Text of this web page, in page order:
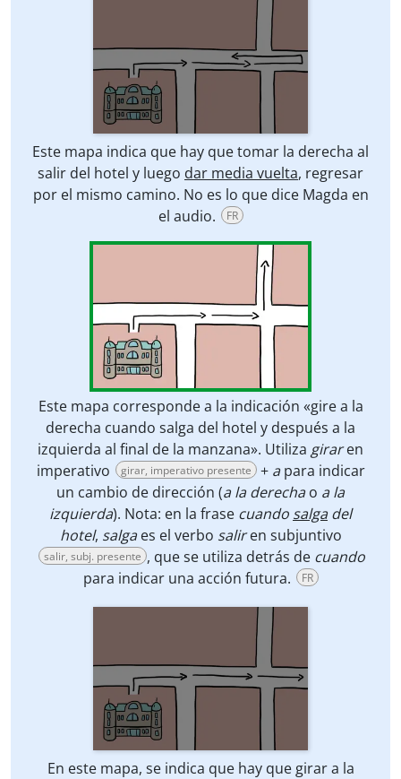
Este mapa indica que hay que tomar la derecha al
salir del hotel y luego dar media vuelta, regresar
por el mismo camino. No es lo que dice Magda en
el audio.
FR
Este mapa corresponde a la indicación «gire a la
derecha cuando salga del hotel y después a la
izquierda al final de la manzana». Utiliza giraren
imperativo
girar, imperativo presente + apara indicar
un cambio de dirección (a la derechao a la
izquierda). Nota: en la frase cuando salgadel
hotel, salgaes el verbo saliren subjuntivo
salir, subj. presente , que se utiliza detrás de cuando
para indicar una acción futura.
FR
En este mapa, se indica que hay que girar a la